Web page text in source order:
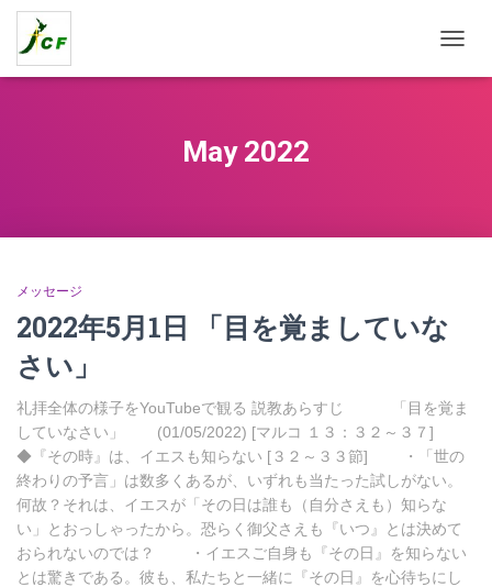
May 2022
メッセージ
2022年5月1日 「目を覚ましていな
さい」
礼拝全体の様子をYouTubeで観る 説教あらすじ 「目を覚ま
していなさい」 (01/05/2022) [マルコ １３：３２～３７]
◆『その時』は、イエスも知らない [３２～３３節] ・「世の
終わりの予言」は数多くあるが、いずれも当たった試しがない。
何故？それは、イエスが「その日は誰も（自分さえも）知らな
い」とおっしゃったから。恐らく御父さえも『いつ』とは決めて
おられないのでは？ ・イエスご自身も『その日』を知らない
とは驚きである。彼も、私たちと一緒に『その日』を心待ちにし